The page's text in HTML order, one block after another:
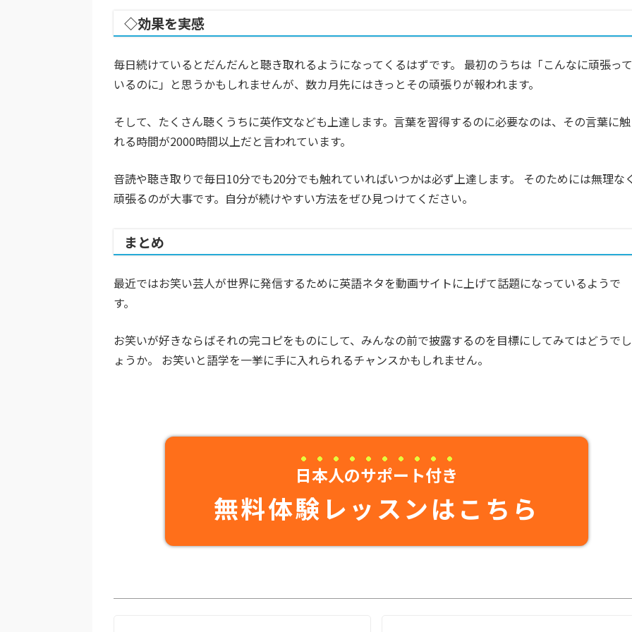
◇効果を実感
毎日続けているとだんだんと聴き取れるようになってくるはずです。 最初のうちは「こんなに頑張って
いるのに」と思うかもしれませんが、数カ月先にはきっとその頑張りが報われます。
そして、たくさん聴くうちに英作文なども上達します。言葉を習得するのに必要なのは、その言葉に触
れる時間が2000時間以上だと言われています。
音読や聴き取りで毎日10分でも20分でも触れていればいつかは必ず上達します。 そのためには無理な
頑張るのが大事です。自分が続けやすい方法をぜひ見つけてください。
まとめ
最近ではお笑い芸人が世界に発信するために英語ネタを動画サイトに上げて話題になっているようで
す。
お笑いが好きならばそれの完コピをものにして、みんなの前で披露するのを目標にしてみてはどうでし
ょうか。 お笑いと語学を一挙に手に入れられるチャンスかもしれません。
日本人のサポート付き
無料体験レッスンはこちら